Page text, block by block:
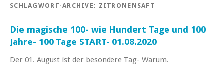
SCHLAGWORT-ARCHIVE: ZITRONENSAFT
Die magische 100- wie Hundert Tage und 100
Jahre- 100 Tage START- 01.08.2020
Der 01. August ist der besondere Tag- Warum.